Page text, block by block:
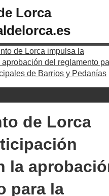
Lorca
de Lorca impulsa la
del reglamento
de Barrios y Pedanías
de Lorca
la
para la